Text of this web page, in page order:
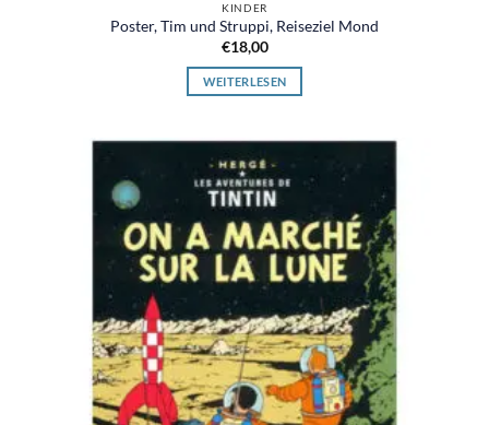
KINDER
Poster, Tim und Struppi, Reiseziel Mond
€18,00
WEITERLESEN